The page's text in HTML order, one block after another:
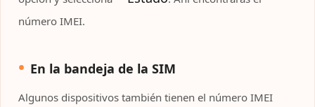
número IMEI.
En la bandeja de la SIM
Algunos dispositivos también tienen el número IMEI